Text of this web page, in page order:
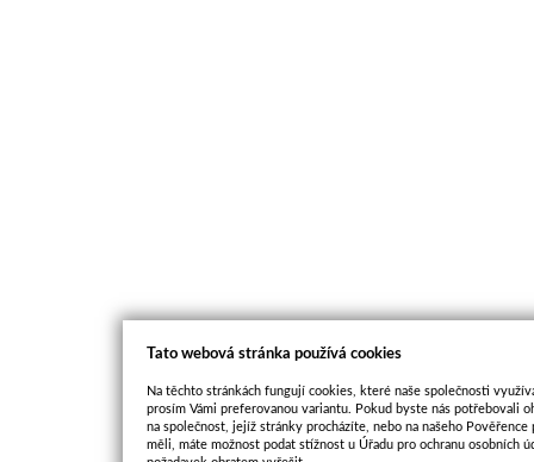
Tato webová stránka používá cookies
Na těchto stránkách fungují cookies, které naše společnosti
prosím Vámi preferovanou variantu. Pokud byste nás potřebovali
na společnost, jejíž stránky procházíte, nebo na našeho
měli, máte možnost podat stížnost u Úřadu pro ochranu osobních